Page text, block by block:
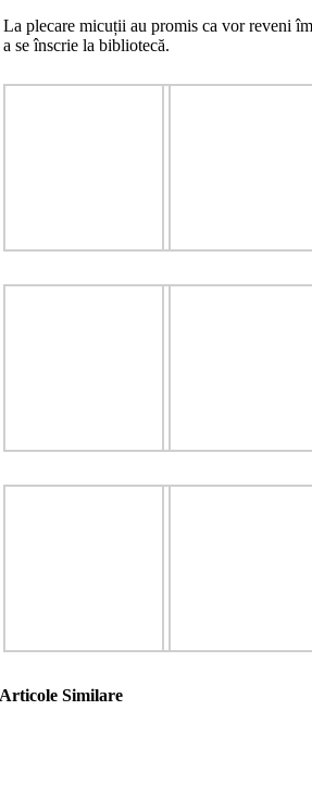
La plecare micuții au promis ca vor reveni
a se înscrie la bibliotecă.
Articole Similare